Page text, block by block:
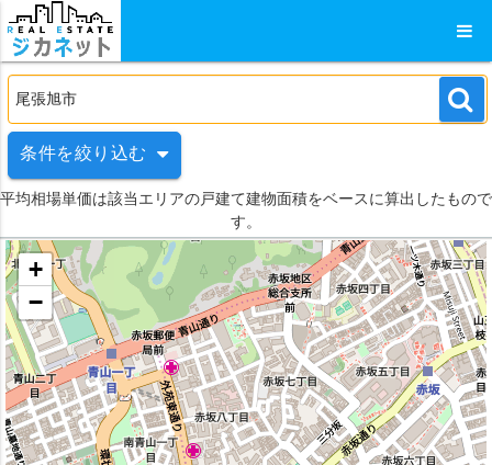
条件を絞り込む
平均相場単価は該当エリアの戸建て建物面積をベースに算出したもので
す。
+
−